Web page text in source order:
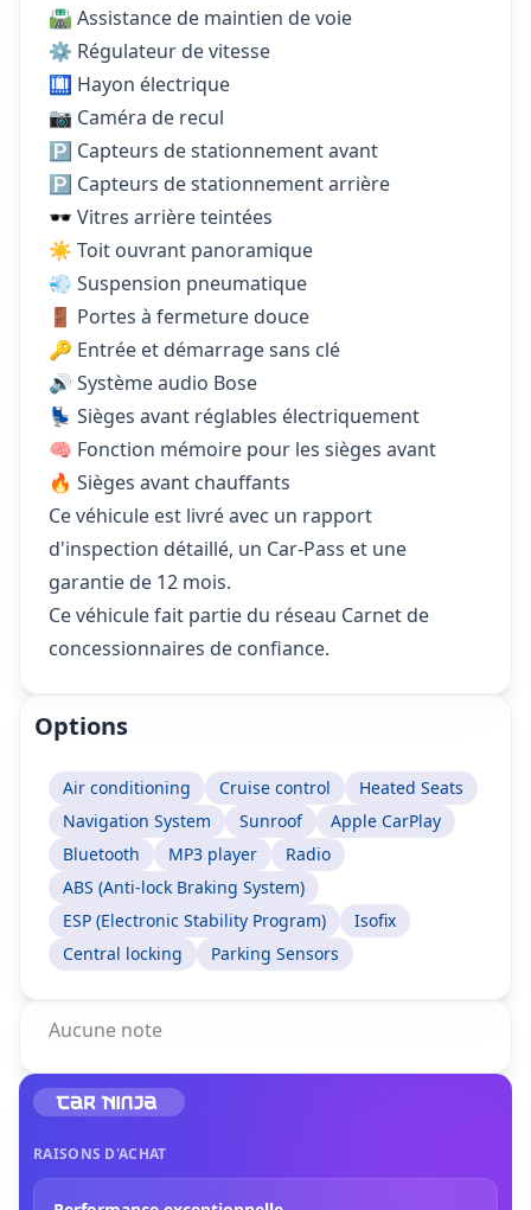
🛣️ Assistance de maintien de voie
⚙️ Régulateur de vitesse
🛄 Hayon électrique
📷 Caméra de recul
🅿️ Capteurs de stationnement avant
🅿️ Capteurs de stationnement arrière
🕶️ Vitres arrière teintées
☀️ Toit ouvrant panoramique
💨 Suspension pneumatique
🚪 Portes à fermeture douce
🔑 Entrée et démarrage sans clé
🔊 Système audio Bose
💺 Sièges avant réglables électriquement
🧠 Fonction mémoire pour les sièges avant
🔥 Sièges avant chauffants
Ce véhicule est livré avec un rapport
d'inspection détaillé, un Car-Pass et une
garantie de 12 mois.
Ce véhicule fait partie du réseau Carnet de
concessionnaires de confiance.
Options
Air conditioning Cruise control
Heated Seats
Navigation System
Sunroof
Apple CarPlay
Bluetooth
MP3 player
Radio
ABS (Anti-lock Braking System)
ESP (Electronic Stability Program)
Isofix
Central locking
Parking Sensors
Aucune note
RAISONS D'ACHAT